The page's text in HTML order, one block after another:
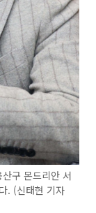
구 몬드리안 서
. (신태현 기자